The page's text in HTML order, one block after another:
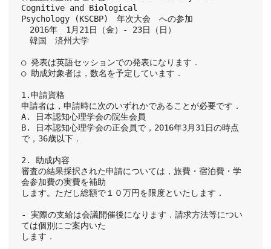
Cognitive and Biological
Psychology (KSCBP)　年次大会　への参加
2016年　1月21日（金）- 23日（日）
韓国　済州大学
○ 発表は英語セッションでの発表になります．
○ 助成対象者は，数名を予定しています．
1.申請資格
申請者は，申請時に次のいずれかであることが必要です．
A. 日本認知心理学会の院生会員
B. 日本認知心理学会の正会員で，2016年3月31日の時点
で，36歳以下．
2. 助成内容
審査の結果採択された申請については，旅費・宿泊費・学
会参加費の実費を補助
します。ただし総額で１０万円を限度といたします．
- 実際の支給は会議開催後になります．請求方法等につい
ては個別にご案内いた
します．